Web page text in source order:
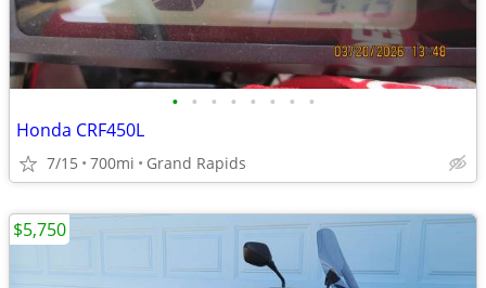
• • • • • • • •
Honda CRF450L
7/15 700mi Grand Rapids
$5,750